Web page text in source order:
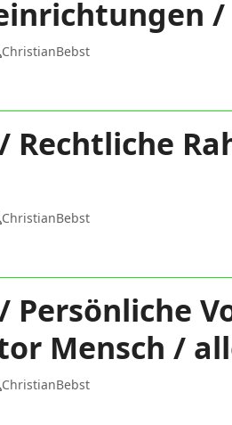
/
ChristianBebst
Rechtliche
ChristianBebst
Persönliche
Mensch /
ChristianBebst